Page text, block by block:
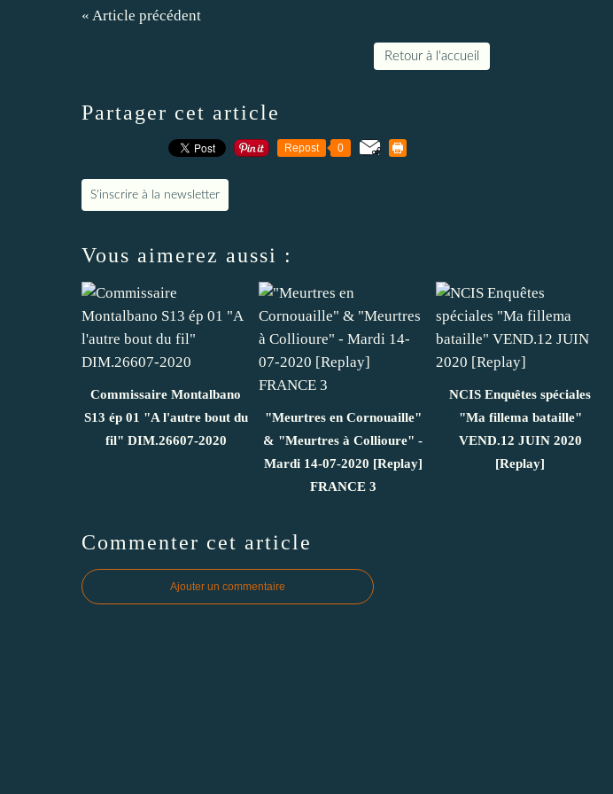
« Article précédent
Retour à l'accueil
Partager cet article
Repost 0
S'inscrire à la newsletter
Vous aimerez aussi :
Commissaire Montalbano
S13 ép 01 "A l'autre bout du
fil" DIM.26607-2020
"Meurtres en Cornouaille"
& "Meurtres à Collioure" -
Mardi 14-07-2020 [Replay]
FRANCE 3
NCIS Enquêtes spéciales
"Ma fillema bataille"
VEND.12 JUIN 2020
[Replay]
Commenter cet article
Ajouter un commentaire